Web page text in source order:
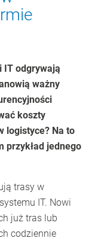
IT odgrywają
ważny
koszty
logistyce? Na to
przykład jednego
trasy w
IT. Nowi
już tras lub
codziennie